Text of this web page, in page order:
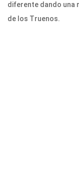
diferente dando una
de los Truenos.